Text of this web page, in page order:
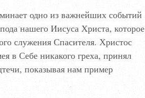
одно из важнейших событий
нашего Иисуса Христа, которое
служения Спасителя. Христос
в Себе никакого греха, принял
показывая нам пример